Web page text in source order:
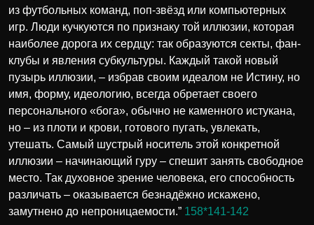
из футбольных команд, поп-звёзд или компьютерных
игр. Люди кучкуются по признаку той иллюзии, которая
наиболее дорога их сердцу: так образуются секты, фан-
клубы и явления субкультуры. Каждый такой новый
пузырь иллюзии, – избрав своим идеалом не Истину, но
имя, форму, идеологию, всегда обретает своего
персонального «бога», обычно не каменного истукана,
но – из плоти и крови, готового пугать, увлекать,
утешать. Самый шустрый носитель этой конкретной
иллюзии – начинающий гуру – спешит занять свободное
место. Так духовное зрение человека, его способность
различать – оказывается безнадёжно искажено,
замутнено до непроницаемости.” 158*141-142